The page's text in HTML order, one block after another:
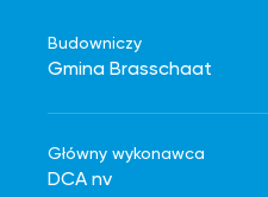
Budowniczy
Gmina Brasschaat
Główny wykonawca
DCA nv